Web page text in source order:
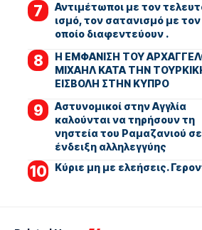
Αντιμέτωποι με τον
ισμό, τον σατανισμό με τον
οποίο διαφεντεύουν .
Η ΕΜΦΑΝΙΣΗ ΤΟΥ
ΜΙΧΑΗΛ ΚΑΤΑ ΤΗΝ
ΕΙΣΒΟΛΗ ΣΤΗΝ ΚΥΠΡΟ
Αστυνομικοί στην Αγγλία
καλούνται να τηρήσουν τη
νηστεία του Ραμαζανιού σε
ένδειξη αλληλεγγύης
Kύριε μη με ελεήσεις.